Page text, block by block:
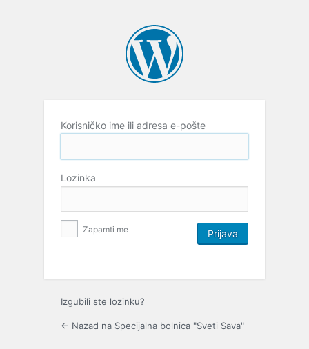
Korisničko ime ili adresa e-pošte
Lozinka
Zapamti me
Izgubili ste lozinku?
← Nazad na Specijalna bolnica "Sveti Sava"